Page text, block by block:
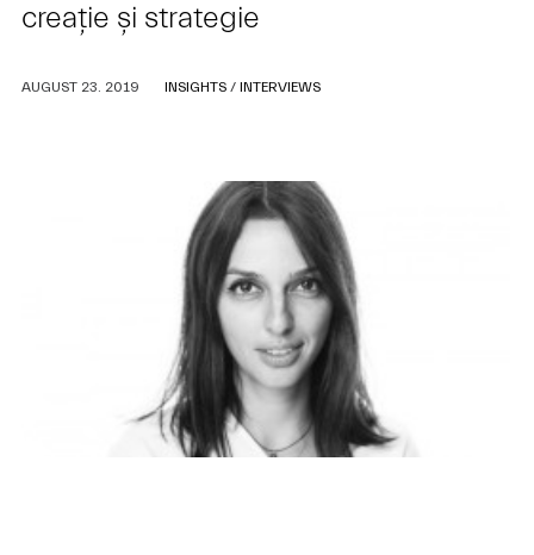
creație și strategie
AUGUST 23. 2019 INSIGHTS / INTERVIEWS